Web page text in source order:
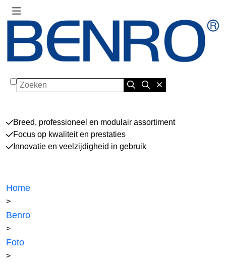
Zoeken
Breed, professioneel en modulair assortiment
Focus op kwaliteit en prestaties
Innovatie en veelzijdigheid in gebruik
Home
>
Benro
>
Foto
>